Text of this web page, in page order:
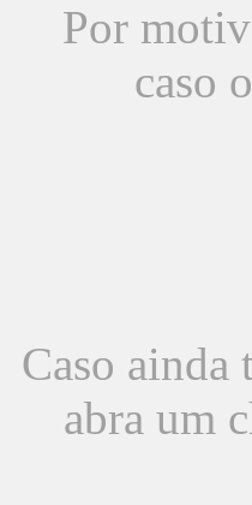
Por
caso
Caso ainda
abra um